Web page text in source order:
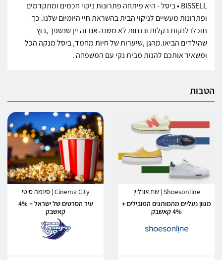
BISSELL • ביסל - היא פיתחה פתרונות ניקוי חכמים ומתקדמים
ופתרונות מעשיים לניקוי הבית בהשראת חיי היומיום שלנו. כך
תוכלו לנקות בקלות ובנחות לא משנה אם זה יין שנשפך ,בוץ
שהילדים הביאו.מהגן ,שיערות של חיות מחמד, ביסל מנקה הכל
ומשאיר אותכם להנות מבית נקי עם המשפחה .
הטבות
Shoesonline | שוז אונליין
מגוון נעליים מהמותגים המובילים +
4% קאשבק
Cinema City | סינמה סיטי
עיר הסרטים של ישראל + 4%
קאשבק